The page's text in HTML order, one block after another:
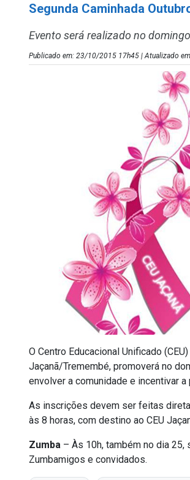
Segunda Caminhada
Evento será realizado no
Publicado em: 23/10/2015 17h45 | Atualizado
O Centro Educacional Unificado
Jaçanã/Tremembé, promoverá no
envolver a comunidade e incentivar
As inscrições devem ser feitas
às 8 horas, com destino ao CEU
Zumba – Às 10h, também no dia 25,
Zumbamigos e convidados.